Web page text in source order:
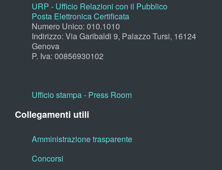
URP - Ufficio Relazioni con il Pubblico
Posta Elettronica Certificata
Numero Unico: 010.1010
Indirizzo: Via Garibaldi 9, Palazzo Tursi, 16124
Genova
P. Iva: 00856930102
Ufficio stampa - Press Room
Collegamenti utili
Amministrazione trasparente
Concorsi